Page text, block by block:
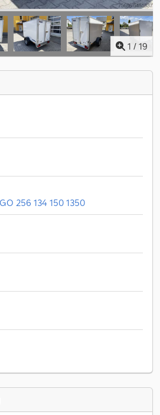
1 / 19
256 134 150 1350